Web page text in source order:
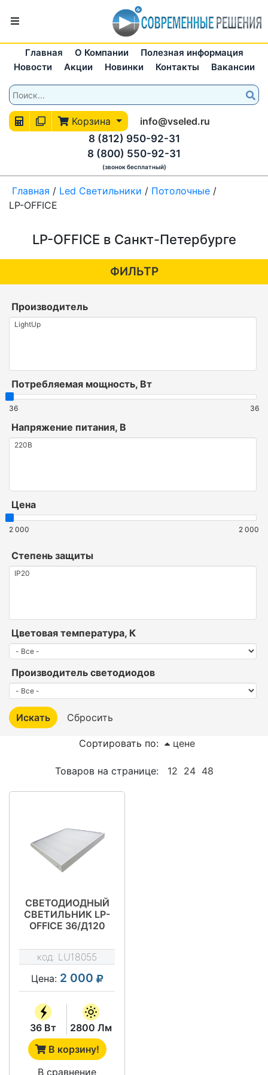
Главная О Компании
Полезная информация
Новости
Акции Новинки Контакты Вакансии
Корзина
info@vseled.ru
8 (812) 950-92-31
8 (800) 550-92-31
(звонок бесплатный)
Главная / Led Светильники / Потолочные /
LP-OFFICE
LP-OFFICE в Санкт-Петербурге
ФИЛЬТР
Производитель
Потребляемая мощность, Вт
36 36
Напряжение питания, В
Цена
2 000 2 000
Степень защиты
Цветовая температура, К
Производитель светодиодов
Сортировать по: цене
Товаров на странице: 12 24 48
СВЕТОДИОДНЫЙ
СВЕТИЛЬНИК LP-
OFFICE 36/Д120
код: LU18055
Цена: 2 000
36 Вт
2800 Лм
В корзину!
В сравнение